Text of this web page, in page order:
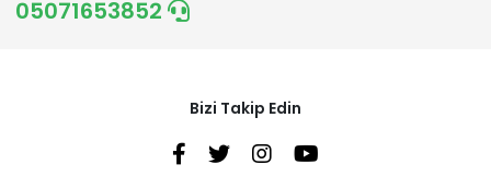
05071653852
Bizi Takip Edin